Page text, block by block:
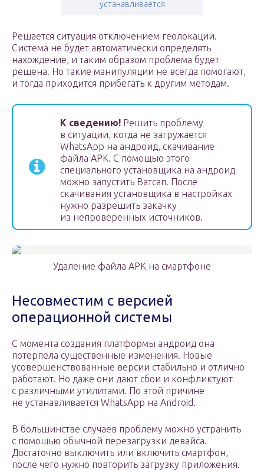
устанавливается
Решается ситуация отключением геолокации.
Система не будет автоматически определять
нахождение, и таким образом проблема будет
решена. Но такие манипуляции не всегда помогают,
и тогда приходится прибегать к другим методам.
К сведению! Решить проблему
в ситуации, когда не загружается
WhatsApp на андроид, скачивание
файла APK. С помощью этого
специального установщика на андроид
можно запустить Ватсап. После
скачивания установщика в настройках
нужно разрешить закачку
из непроверенных источников.
Удаление файла APK на смартфоне
Несовместим с версией
операционной системы
С момента создания платформы андроид она
потерпела существенные изменения. Новые
усовершенствованные версии стабильно и отлично
работают. Но даже они дают сбои и конфликтуют
с различными утилитами. По этой причине
не устанавливается WhatsApp на Android.
В большинстве случаев проблему можно устранить
с помощью обычной перезагрузки девайса.
Достаточно выключить или включить смартфон,
после чего нужно повторить загрузку приложения.